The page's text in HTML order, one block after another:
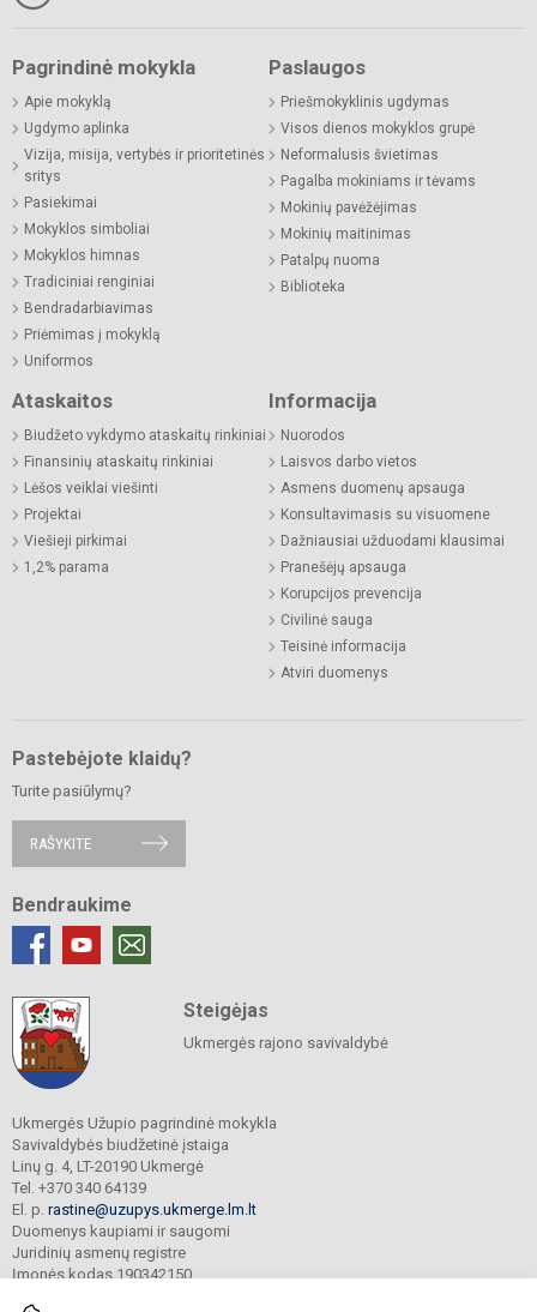
Pagrindinė mokykla
Apie mokyklą
Ugdymo aplinka
Vizija, misija, vertybės ir prioritetinės
sritys
Pasiekimai
Mokyklos simboliai
Mokyklos himnas
Tradiciniai renginiai
Bendradarbiavimas
Priėmimas į mokyklą
Uniformos
Paslaugos
Priešmokyklinis ugdymas
Visos dienos mokyklos grupė
Neformalusis švietimas
Pagalba mokiniams ir tėvams
Mokinių pavėžėjimas
Mokinių maitinimas
Patalpų nuoma
Biblioteka
Ataskaitos
Biudžeto vykdymo ataskaitų rinkiniai
Finansinių ataskaitų rinkiniai
Lėšos veiklai viešinti
Projektai
Viešieji pirkimai
1,2% parama
Informacija
Nuorodos
Laisvos darbo vietos
Asmens duomenų apsauga
Konsultavimasis su visuomene
Dažniausiai užduodami klausimai
Pranešėjų apsauga
Korupcijos prevencija
Civilinė sauga
Teisinė informacija
Atviri duomenys
Pastebėjote klaidų?
Turite pasiūlymų?
RAŠYKITE
Bendraukime
Steigėjas
Ukmergės rajono savivaldybė
Ukmergės Užupio pagrindinė mokykla
Savivaldybės biudžetinė įstaiga
Linų g. 4, LT-20190 Ukmergė
Tel. +370 340 64139
El. p. rastine@uzupys.ukmerge.lm.lt
Duomenys kaupiami ir saugomi
Juridinių asmenų registre
Įmonės kodas 190342150